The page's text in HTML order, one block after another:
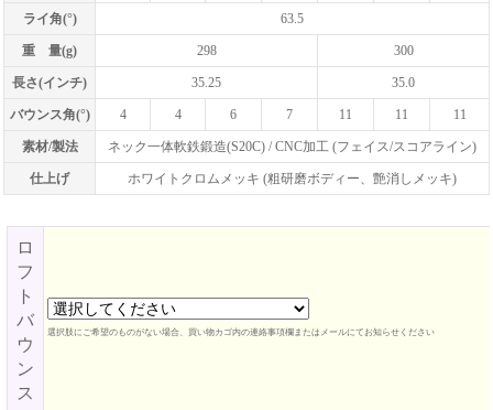
ライ角(°) 63.5
重 量(g) 298 300
長さ(インチ) 35.25 35.0
バウンス角(°) 4 4 6 7 11 11 11
素材/製法 ネック一体軟鉄鍛造(S20C) / CNC加工 (フェイス/スコアライン)
仕上げ ホワイトクロムメッキ (粗研磨ボディー、艶消しメッキ)
ロ
フ
ト
バ
ウ
ン
ス
選択肢にご希望のものがない場合、買い物カゴ内の連絡事項欄またはメールにてお知らせください